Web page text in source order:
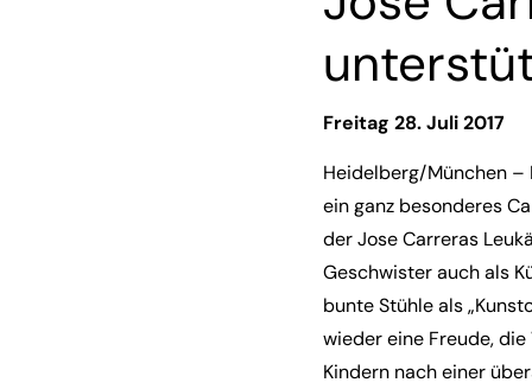
Freitag 28. Juli 2017
Heidelberg/München –
ein ganz besonderes
der Jose Carreras
Geschwister auch als
bunte Stühle als
wieder eine Freude,
Kindern nach einer